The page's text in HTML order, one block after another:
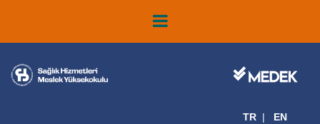
TR EN